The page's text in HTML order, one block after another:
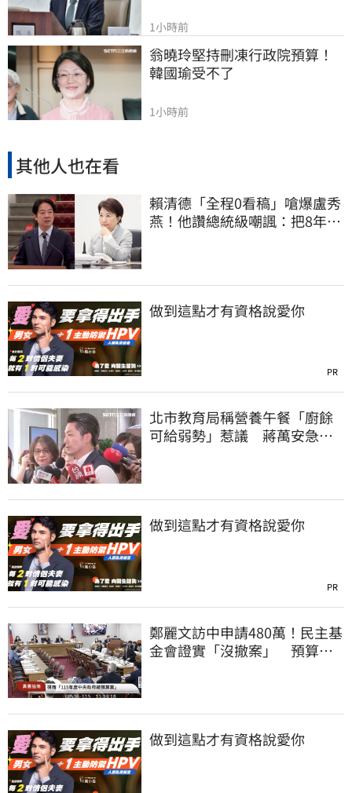
1小時前
翁曉玲堅持刪凍行政院預算！
韓國瑜受不了
1小時前
其他人也在看
賴清德「全程0看稿」嗆爆盧秀
燕！他讚總統級嘲諷：把8年總
做到這點才有資格說愛你
PR
北市教育局稱營養午餐「廚餘
可給弱勢」惹議 蔣萬安急
做到這點才有資格說愛你
PR
鄭麗文訪中申請480萬！民主基
金會證實「沒撤案」 預算被
做到這點才有資格說愛你